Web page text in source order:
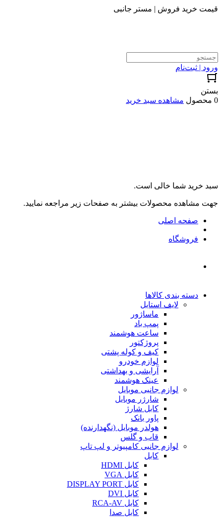
قیمت خرید فروش | مستر جانبی
ورود | ثبت‌نام
بستن
0 محصول
مشاهده سبد خرید
سبد خرید شما خالی است.
جهت مشاهده محصولات بیشتر به صفحات زیر مراجعه نمایید.
صفحه اصلی
فروشگاه
دسته بندی کالاها
لایف استایل
ماساژور
پمپ باد
ساعت هوشمند
پروژکتور
کیف و کوله پشتی
لوازم خودرو
آرایشی و بهداشتی
عینک هوشمند
لوازم جانبی موبایل
شارژر موبایل
کابل شارژ
پاور بانک
هولدر موبایل (نگهدارنده)
قاب و گلس
لوازم جانبی کامپیوتر و لپ تاپ
کابل
کابل HDMI
کابل VGA
کابل DISPLAY PORT
کابل DVI
کابل RCA-AV
کابل صدا